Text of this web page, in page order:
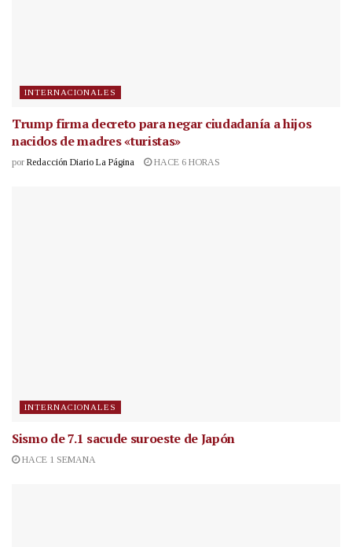
INTERNACIONALES
Trump firma decreto para negar ciudadanía a hijos
nacidos de madres «turistas»
por Redacción Diario La Página HACE 6 HORAS
INTERNACIONALES
Sismo de 7.1 sacude suroeste de Japón
HACE 1 SEMANA